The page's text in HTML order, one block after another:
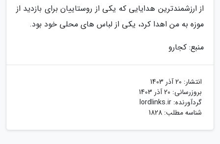
از ارزشمندترین هدایایی که یکی از روستاییان برای بازدید از
موزه به من اهدا کرد، یکی از لباس های محلی خود بود.
منبع: کجارو
انتشار: 20 آذر 1403
بروزرسانی: 20 آذر 1403
گردآورنده: lordlinks.ir
شناسه مطلب: 1828